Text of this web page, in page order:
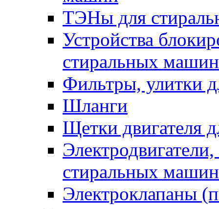
ТЭНы для
Устройства
стиральных машин
Фильтры, улитки
Шланги
Щетки двигателя
стиральных машин
Электроклапаны